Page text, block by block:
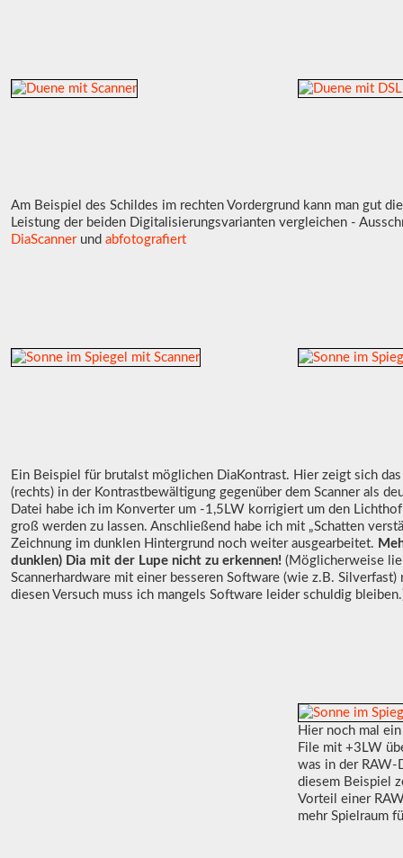
Am Beispiel des Schildes im rechten Vordergrund kann man gut
Leistung der beiden Digitalisierungsvarianten vergleichen -
DiaScannerund abfotografiert
Ein Beispiel für brutalst möglichen DiaKontrast. Hier zeigt sich
(rechts) in der Kontrastbewältigung gegenüber dem Scanner als
Datei habe ich im Konverter um -1,5LW korrigiert um den
groß werden zu lassen. Anschließend habe ich mit „Schatten
Zeichnung im dunklen Hintergrund noch weiter ausgearbeitet.
dunklen) Dia mit der Lupe nicht zu erkennen! (Möglicherweise
Scannerhardware mit einer besseren Software (wie z.B. Silverfast)
diesen Versuch muss ich mangels Software leider schuldig
Hier noch mal
File mit +3LW
was in der RAW-
diesem Beispiel
Vorteil einer
mehr Spielraum